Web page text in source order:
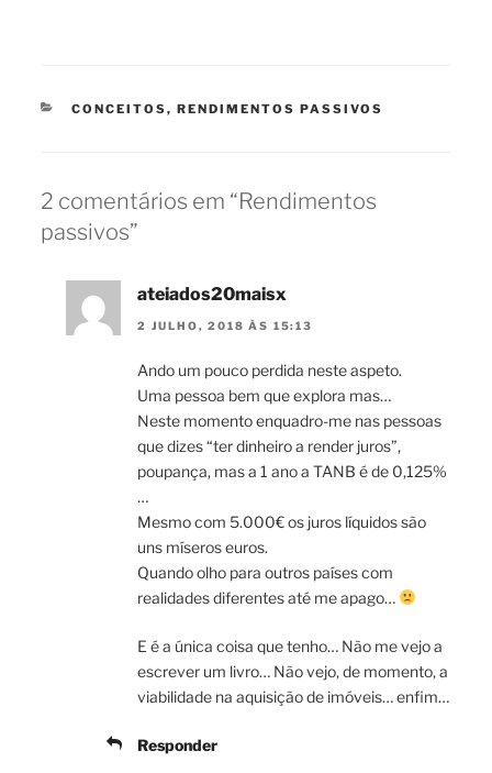
CATEGORIAS
CONCEITOS, RENDIMENTOS PASSIVOS
2 comentários em “Rendimentos
passivos”
ateiados20maisx
2 JULHO, 2018 ÀS 15:13
Ando um pouco perdida neste aspeto.
Uma pessoa bem que explora mas…
Neste momento enquadro-me nas pessoas
que dizes “ter dinheiro a render juros”,
poupança, mas a 1 ano a TANB é de 0,125%
…
Mesmo com 5.000€ os juros líquidos são
uns míseros euros.
Quando olho para outros países com
realidades diferentes até me apago…
E é a única coisa que tenho… Não me vejo a
escrever um livro… Não vejo, de momento, a
viabilidade na aquisição de imóveis… enfim…
Responder